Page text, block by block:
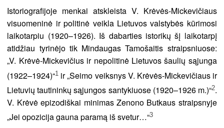
Istoriografijoje menkai atskleista V. Krėvės-Mickevičiaus
visuomeninė ir politinė veikla Lietuvos valstybės kūrimosi
laikotarpiu (1920–1926). Iš dabarties istorikų šį laikotarpį
atidžiau tyrinėjo tik Mindaugas Tamošaitis straipsniuose:
„V. Krėvė-Mickevičius ir nepolitinė Lietuvos šaulių sąjunga
(1922–1924)“1 ir „Seimo veiksnys V. Krėvės-Mickevičiaus ir
Lietuvių tautininkų sąjungos santykiuose (1920–1926 m.)“2.
V. Krėvė epizodiškai minimas Zenono Butkaus straipsnyje
„Jei opozicija gauna paramą iš svetur…“3